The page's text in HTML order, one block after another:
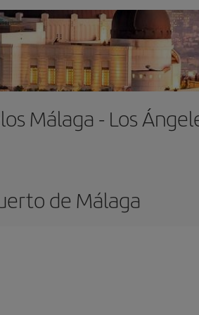
Málaga - Los
de Málaga